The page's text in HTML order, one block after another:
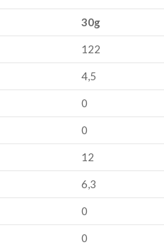
30g
122
4,5
0
0
12
6,3
0
0